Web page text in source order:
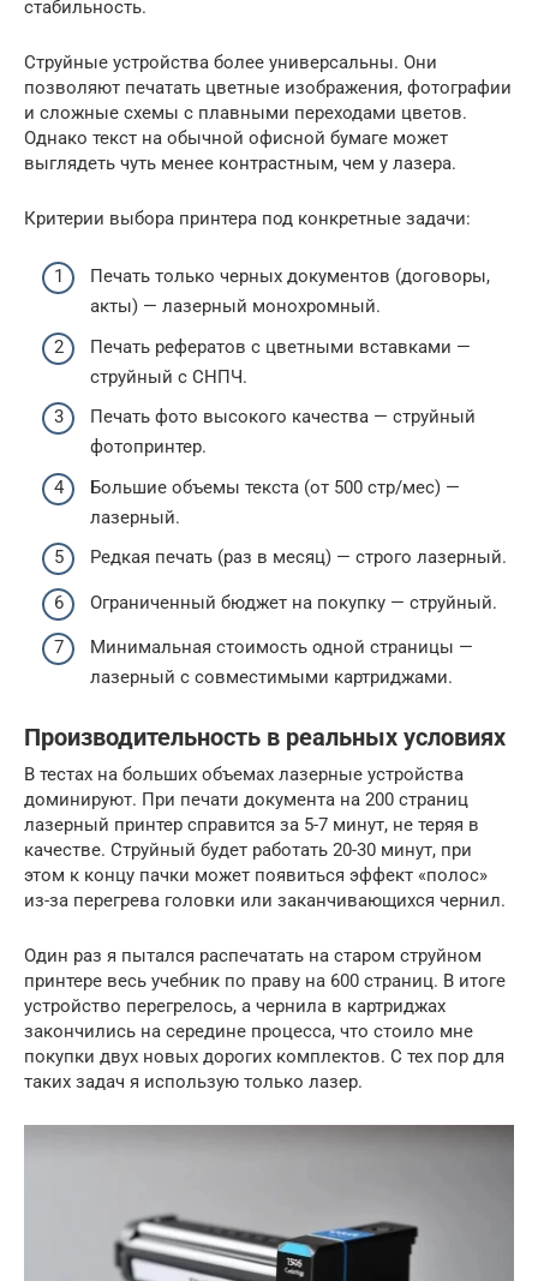
стабильность.
Струйные устройства более универсальны. Они
позволяют печатать цветные изображения, фотографии
и сложные схемы с плавными переходами цветов.
Однако текст на обычной офисной бумаге может
выглядеть чуть менее контрастным, чем у лазера.
Критерии выбора принтера под конкретные задачи:
Печать только черных документов (договоры,
акты) — лазерный монохромный.
Печать рефератов с цветными вставками —
струйный с СНПЧ.
Печать фото высокого качества — струйный
фотопринтер.
Большие объемы текста (от 500 стр/мес) —
лазерный.
Редкая печать (раз в месяц) — строго лазерный.
Ограниченный бюджет на покупку — струйный.
Минимальная стоимость одной страницы —
лазерный с совместимыми картриджами.
Производительность в реальных условиях
В тестах на больших объемах лазерные устройства
доминируют. При печати документа на 200 страниц
лазерный принтер справится за 5-7 минут, не теряя в
качестве. Струйный будет работать 20-30 минут, при
этом к концу пачки может появиться эффект «полос»
из-за перегрева головки или заканчивающихся чернил.
Один раз я пытался распечатать на старом струйном
принтере весь учебник по праву на 600 страниц. В итоге
устройство перегрелось, а чернила в картриджах
закончились на середине процесса, что стоило мне
покупки двух новых дорогих комплектов. С тех пор для
таких задач я использую только лазер.